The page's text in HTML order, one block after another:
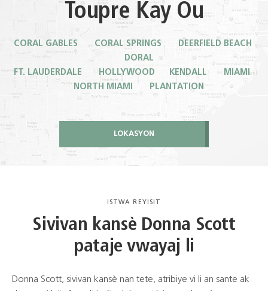
Toupre Kay Ou
CORAL GABLES CORAL SPRINGS DEERFIELD BEACH
DORAL
FT. LAUDERDALE HOLLYWOOD KENDALL MIAMI
NORTH MIAMI PLANTATION
LOKASYON
ISTWA REYISIT
Sivivan kansè Donna Scott
pataje vwayaj li
Donna Scott, sivivan kansè nan tete, atribiye vi li an sante ak